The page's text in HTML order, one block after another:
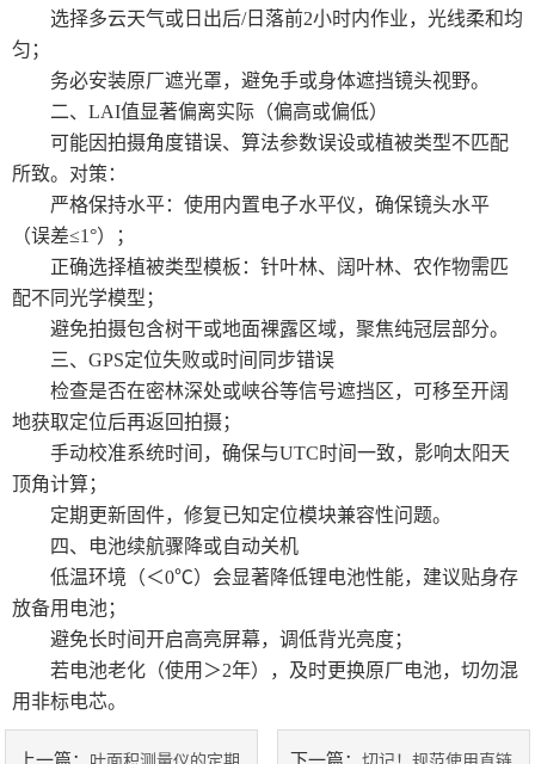
选择多云天气或日出后/日落前2小时内作业，光线柔和均
匀；
务必安装原厂遮光罩，避免手或身体遮挡镜头视野。
二、LAI值显著偏离实际（偏高或偏低）
可能因拍摄角度错误、算法参数误设或植被类型不匹配
所致。对策：
严格保持水平：使用内置电子水平仪，确保镜头水平
（误差≤1°）；
正确选择植被类型模板：针叶林、阔叶林、农作物需匹
配不同光学模型；
避免拍摄包含树干或地面裸露区域，聚焦纯冠层部分。
三、GPS定位失败或时间同步错误
检查是否在密林深处或峡谷等信号遮挡区，可移至开阔
地获取定位后再返回拍摄；
手动校准系统时间，确保与UTC时间一致，影响太阳天
顶角计算；
定期更新固件，修复已知定位模块兼容性问题。
四、电池续航骤降或自动关机
低温环境（＜0℃）会显著降低锂电池性能，建议贴身存
放备用电池；
避免长时间开启高亮屏幕，调低背光亮度；
若电池老化（使用＞2年），及时更换原厂电池，切勿混
用非标电芯。